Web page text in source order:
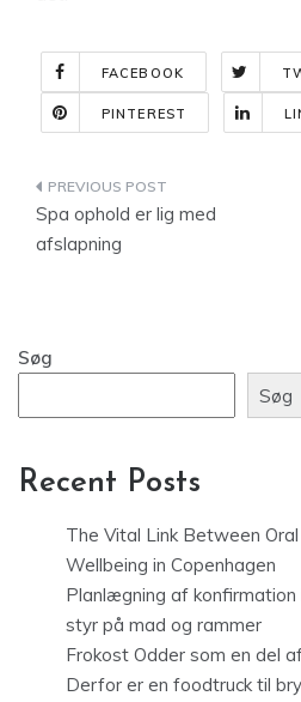
FACEBOOK
PINTEREST
Indlægsnavigation
Spa ophold er lig med
afslapning
Søg
Søg
Recent Posts
The Vital Link Between
Wellbeing in Copenhagen
Planlægning af konfirmation
styr på mad og rammer
Frokost Odder som en del
Derfor er en foodtruck til